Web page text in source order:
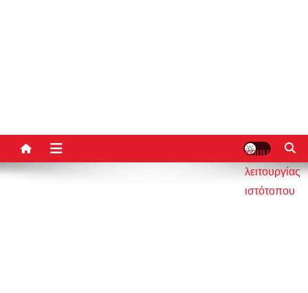
κουμπί
λειτουργίας
ιστότοπου